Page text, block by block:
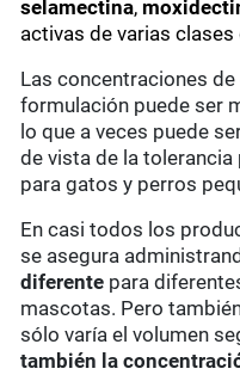
selamectina,
activas de varias clases
Las concentraciones
formulación puede ser
lo que a veces puede
de vista de la
para gatos y perros
En casi todos los
se asegura
diferente para
mascotas. Pero
sólo varía el volumen
también la